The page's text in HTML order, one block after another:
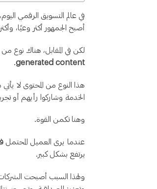
في عالم التسويق الرقمي
أصبح الجمهور أكثر وعيًا،
لكن في المقابل، هناك نوع من
generated content
.
هذا النوع من المحتوى لا
الخدمة وشاركوا رأيهم أو
وهنا تكمن القوة.
عندما يرى العميل المحتمل
يرتفع بشكل كبير.
ولهذا السبب أصبحت